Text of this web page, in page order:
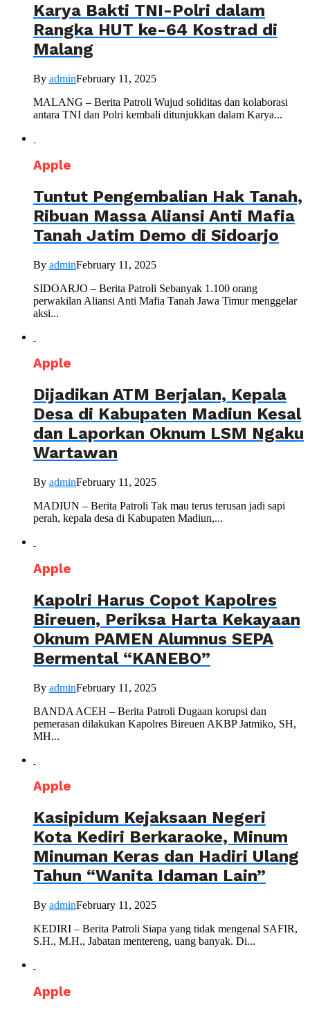
Karya Bakti TNI-Polri dalam
Rangka HUT ke-64 Kostrad di
Malang
By adminFebruary 11, 2025
MALANG – Berita Patroli Wujud soliditas dan kolaborasi
antara TNI dan Polri kembali ditunjukkan dalam Karya...
Apple
Tuntut Pengembalian Hak Tanah,
Ribuan Massa Aliansi Anti Mafia
Tanah Jatim Demo di Sidoarjo
By adminFebruary 11, 2025
SIDOARJO – Berita Patroli Sebanyak 1.100 orang
perwakilan Aliansi Anti Mafia Tanah Jawa Timur menggelar
aksi...
Apple
Dijadikan ATM Berjalan, Kepala
Desa di Kabupaten Madiun Kesal
dan Laporkan Oknum LSM Ngaku
Wartawan
By adminFebruary 11, 2025
MADIUN – Berita Patroli Tak mau terus terusan jadi sapi
perah, kepala desa di Kabupaten Madiun,...
Apple
Kapolri Harus Copot Kapolres
Bireuen, Periksa Harta Kekayaan
Oknum PAMEN Alumnus SEPA
Bermental “KANEBO”
By adminFebruary 11, 2025
BANDA ACEH – Berita Patroli Dugaan korupsi dan
pemerasan dilakukan Kapolres Bireuen AKBP Jatmiko, SH,
MH...
Apple
Kasipidum Kejaksaan Negeri
Kota Kediri Berkaraoke, Minum
Minuman Keras dan Hadiri Ulang
Tahun “Wanita Idaman Lain”
By adminFebruary 11, 2025
KEDIRI – Berita Patroli Siapa yang tidak mengenal SAFIR,
S.H., M.H., Jabatan mentereng, uang banyak. Di...
Apple